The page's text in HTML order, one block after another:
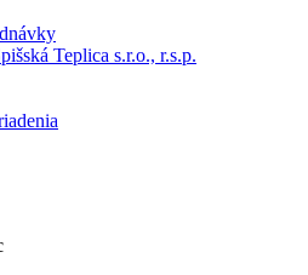
Teplica s.r.o., r.s.p.